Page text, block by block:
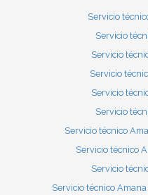
Servicio
Servicio
Servicio
Servicio
Servicio
Servicio
Servicio técnico
Servicio técnico
Servicio
Servicio técnico